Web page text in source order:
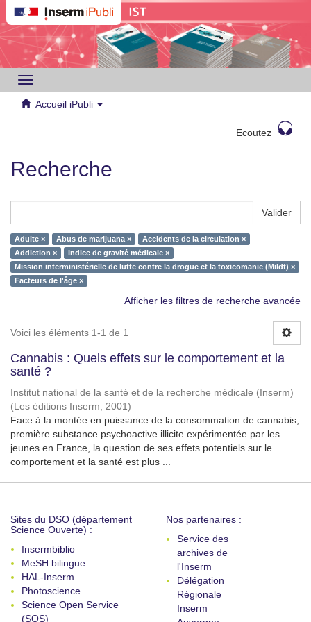
Toggle
navigation
Accueil iPubli
Ecoutez
Recherche
Valider
Adulte × Abus de marijuana ×
Accidents de la circulation ×
Addiction ×
Indice de gravité médicale ×
Mission interministérielle de lutte contre la drogue et la toxicomanie (Mildt) ×
Facteurs de l'âge ×
Afficher les filtres de recherche avancée
Voici les éléments 1-1 de 1
Cannabis : Quels effets sur le comportement et la
santé ?
Institut national de la santé et de la recherche médicale (Inserm)
(Les éditions Inserm, 2001)
Face à la montée en puissance de la consommation de cannabis,
première substance psychoactive illicite expérimentée par les
jeunes en France, la question de ses effets potentiels sur le
comportement et la santé est plus ...
Sites du DSO (département
Science Ouverte) :
Insermbiblio
MeSH bilingue
HAL-Inserm
Photoscience
Science Open Service
(SOS)
Nos partenaires :
Service des
archives de
l'Inserm
Délégation
Régionale
Inserm